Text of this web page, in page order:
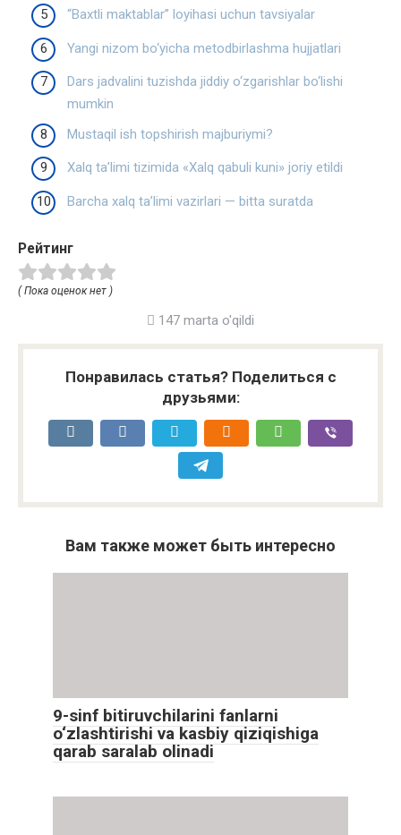
“Baxtli maktablar” loyihasi uchun tavsiyalar
Yangi nizom bo‘yicha metodbirlashma hujjatlari
Dars jadvalini tuzishda jiddiy o‘zgarishlar bo‘lishi
mumkin
Mustaqil ish topshirish majburiymi?
Xalq ta’limi tizimida «Xalq qabuli kuni» joriy etildi
Barcha xalq ta’limi vazirlari — bitta suratda
Рейтинг
( Пока оценок нет )
147 marta o'qildi
Понравилась статья? Поделиться с
друзьями:
Вам также может быть интересно
9-sinf bitiruvchilarini fanlarni
o‘zlashtirishi va kasbiy qiziqishiga
qarab saralab olinadi